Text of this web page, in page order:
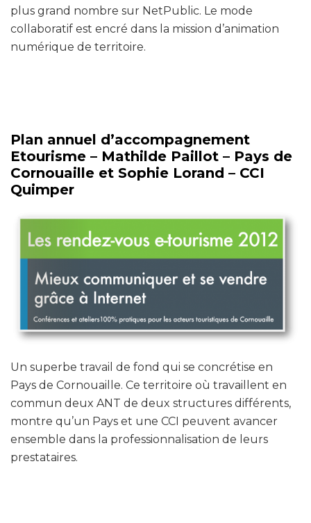
plus grand nombre sur NetPublic. Le mode
collaboratif est encré dans la mission d’animation
numérique de territoire.
Plan annuel d’accompagnement
Etourisme – Mathilde Paillot – Pays de
Cornouaille et Sophie Lorand – CCI
Quimper
Un superbe travail de fond qui se concrétise en
Pays de Cornouaille. Ce territoire où travaillent en
commun deux ANT de deux structures différents,
montre qu’un Pays et une CCI peuvent avancer
ensemble dans la professionnalisation de leurs
prestataires.